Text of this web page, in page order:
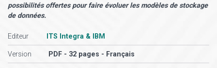
possibilités offertes pour faire évoluer les modèles de stockage
de données.
Editeur ITS Integra & IBM
Version PDF - 32 pages - Français